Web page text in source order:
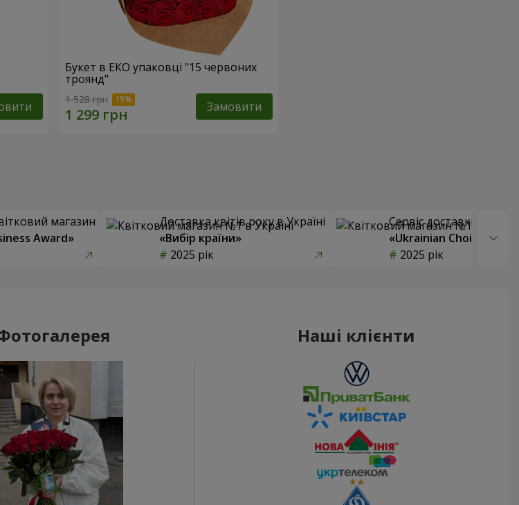
Букет в ЕКО упаковці "15 червоних
троянд"
1 528 грн Замовити
магазин
Award»
Доставка квітів року в Україні
«Вибір країни»
2025 рік
Сервіс доставки квітів
«Ukrainian Choice»
2025 рік
Наші клієнти